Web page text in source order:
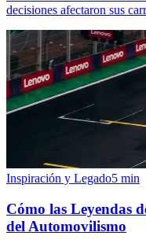
decisiones afectaron sus
Inspiración y Legado5 min
Cómo las Leyendas
del Automovilismo